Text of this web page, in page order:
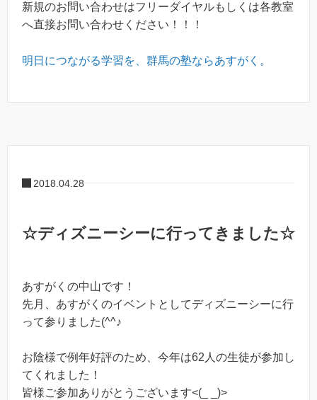
新規のお問い合わせはフリーダイヤルもしくは各教室
へ直接お問い合わせください！！！
明日につながる学習を、群馬の塾ならあすがく。
2018.04.28
☆ディズニーシーに行ってきました☆
あすがくの中山です！
先月、あすがくのイベントとしてディズニーシーに行
って参りました(^^♪
お陰様で例年好評のため、今年は62人の生徒が参加し
てくれました！
皆様ご参加ありがとうございます<(_ _)>